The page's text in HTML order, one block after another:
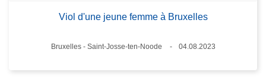
Viol d'une jeune femme à Bruxelles
Lieux
Bruxelles - Saint-Josse-ten-Noode
04.08.2023